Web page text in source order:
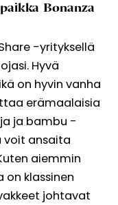
Bonanza
-yrityksellä
Hyvä
on hyvin vanha
erämaalaisia
ja bambu -
voit ansaita
aiemmin
on klassinen
johtavat